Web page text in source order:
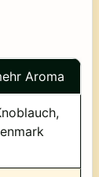
Aroma